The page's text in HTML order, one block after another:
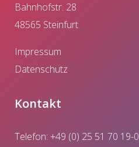
Bahnhofstr. 28
48565 Steinfurt
Impressum
Datenschutz
Kontakt
Telefon: +49 (0) 25 51 70 19-0